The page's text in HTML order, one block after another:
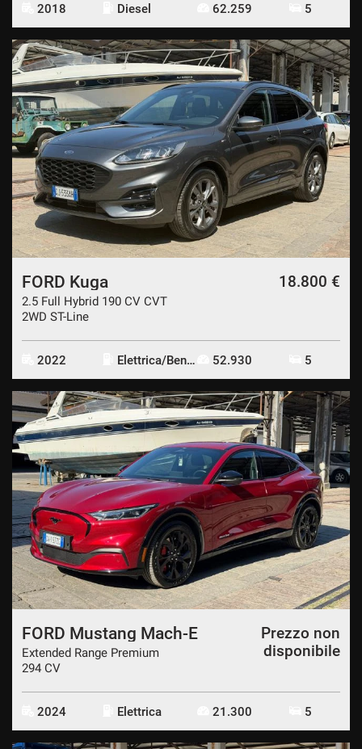
2018 Diesel 62.259 5
FORD Kuga
2.5 Full Hybrid 190 CV CVT
2WD ST-Line
18.800 €
2022 Elettrica/Benzina 52.930 5
FORD Mustang Mach-E
Extended Range Premium
294 CV
Prezzo non
disponibile
2024 Elettrica 21.300 5